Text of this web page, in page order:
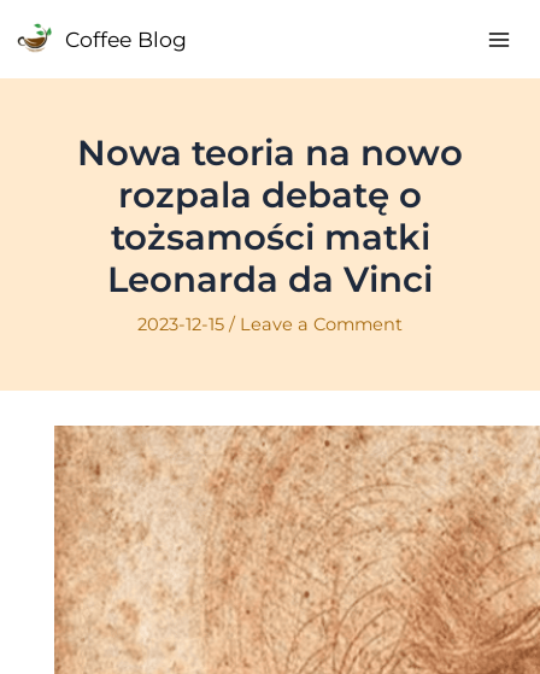
Coffee Blog
Nowa teoria na nowo
rozpala debatę o
tożsamości matki
Leonarda da Vinci
2023-12-15 / Leave a Comment